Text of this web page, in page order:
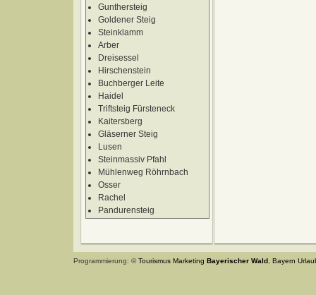
Gunthersteig
Goldener Steig
Steinklamm
Arber
Dreisessel
Hirschenstein
Buchberger Leite
Haidel
Triftsteig Fürsteneck
Kaitersberg
Gläserner Steig
Lusen
Steinmassiv Pfahl
Mühlenweg Röhrnbach
Osser
Rachel
Pandurensteig
Programmierung: ©Tourismus Marketing Bayerischer Wald Bayern